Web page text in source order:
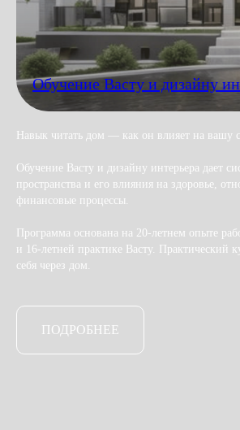
Обучение Васту и дизайну
Навык читать дом — как он влияет на вашу
Обучение Васту и дизайну интерьера дает
пространства и его влияния на здоровье,
финансовые процессы.
Программа основана на 20-летнем опыте
и 16-летней практике Васту. Практический
себя через дом.
ПОДРОБНЕЕ